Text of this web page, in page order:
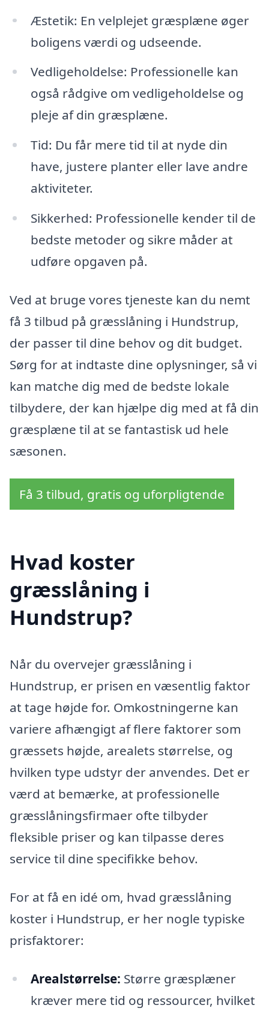
Æstetik: En velplejet græsplæne øger
boligens værdi og udseende.
Vedligeholdelse: Professionelle kan
også rådgive om vedligeholdelse og
pleje af din græsplæne.
Tid: Du får mere tid til at nyde din
have, justere planter eller lave andre
aktiviteter.
Sikkerhed: Professionelle kender til de
bedste metoder og sikre måder at
udføre opgaven på.
Ved at bruge vores tjeneste kan du nemt
få 3 tilbud på græsslåning i Hundstrup,
der passer til dine behov og dit budget.
Sørg for at indtaste dine oplysninger, så vi
kan matche dig med de bedste lokale
tilbydere, der kan hjælpe dig med at få din
græsplæne til at se fantastisk ud hele
sæsonen.
Få 3 tilbud, gratis og uforpligtende
Hvad koster
græsslåning i
Hundstrup?
Når du overvejer græsslåning i
Hundstrup, er prisen en væsentlig faktor
at tage højde for. Omkostningerne kan
variere afhængigt af flere faktorer som
græssets højde, arealets størrelse, og
hvilken type udstyr der anvendes. Det er
værd at bemærke, at professionelle
græsslåningsfirmaer ofte tilbyder
fleksible priser og kan tilpasse deres
service til dine specifikke behov.
For at få en idé om, hvad græsslåning
koster i Hundstrup, er her nogle typiske
prisfaktorer:
Arealstørrelse: Større græsplæner
kræver mere tid og ressourcer, hvilket